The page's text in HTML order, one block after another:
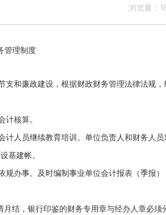
浏览量：
管理制度
和廉政建设，根据财政财务管理法律法规
核算。
人员继续教育培训。单位负责人和财务人
基建帐。
办事。及时编制事业单位会计报表（季报
结，银行印鉴的财务专用章与经办人章必须